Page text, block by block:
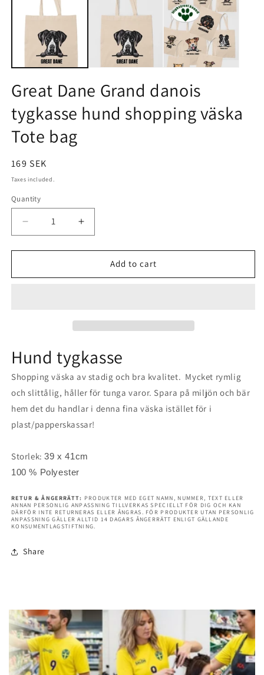
Great Dane Grand danois
tygkasse hund shopping väska
Tote bag
Regular
price
169 SEK
Taxes included.
Quantity
Quantity
quantity
tygkasse
hund
shopping
väska
bag
quantity
Grand
tygkasse
hund
shopping
bag
Add to cart
Hund tygkasse
Shopping väska av stadig och bra kvalitet. Mycket rymlig
och slittålig, håller för tunga varor. Spara på miljön och bär
hem det du handlar i denna fina väska istället för i
plast/papperskassar!
Storlek:39 x 41cm
100 % Polyester
RETUR & ÅNGERRÄTT: PRODUKTER MED EGET NAMN, NUMMER, TEXT ELLER
ANNAN PERSONLIG ANPASSNING TILLVERKAS SPECIELLT FÖR DIG OCH KAN
DÄRFÖR INTE RETURNERAS ELLER ÅNGRAS. FÖR PRODUKTER UTAN PERSONLIG
ANPASSNING GÄLLER ALLTID 14 DAGARS ÅNGERRÄTT ENLIGT GÄLLANDE
KONSUMENTLAGSTIFTNING.
Share